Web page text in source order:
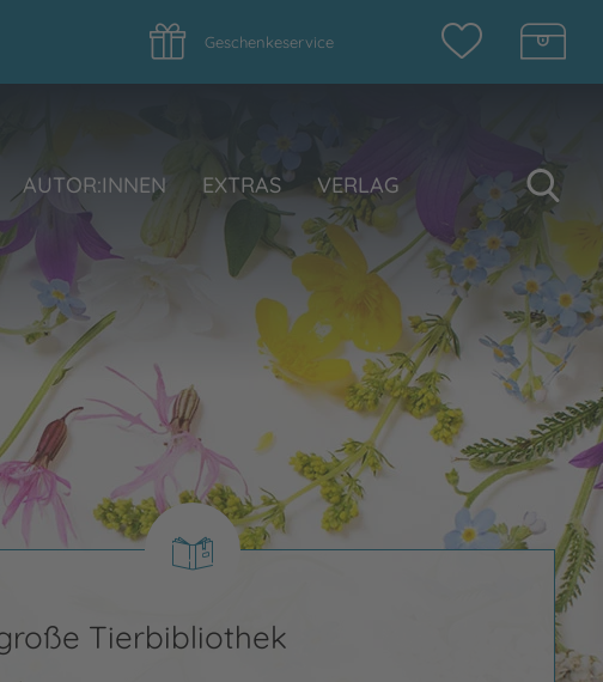
Geschenkeservice
AUTOR:INNEN EXTRAS VERLAG
Tierbibliothek